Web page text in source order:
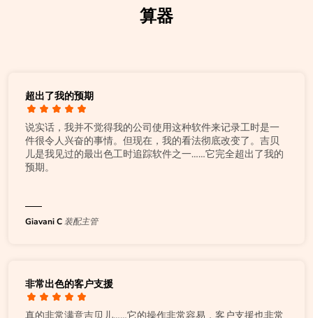
算器
超出了我的预期
说实话，我并不觉得我的公司使用这种软件来记录工时是一
件很令人兴奋的事情。但现在，我的看法彻底改变了。吉贝
儿是我见过的最出色工时追踪软件之一……它完全超出了我的
预期。
Giavani C装配主管
非常出色的客户支援